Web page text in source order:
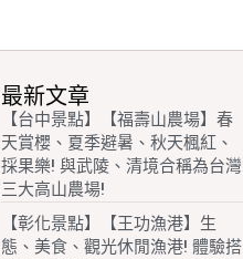
最新文章
【台中景點】【福壽山農場】春
天賞櫻、夏季避暑、秋天楓紅、
採果樂! 與武陵、清境合稱為台灣
三大高山農場!
【彰化景點】【王功漁港】生
態、美食、觀光休閒漁港! 體驗搭